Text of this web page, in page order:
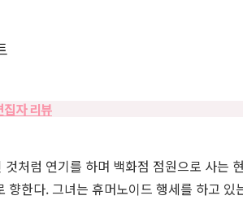
집자 리뷰
것처럼 연기를 하며 백화점 점원으로 사는
향한다. 그녀는 휴머노이드 행세를 하고